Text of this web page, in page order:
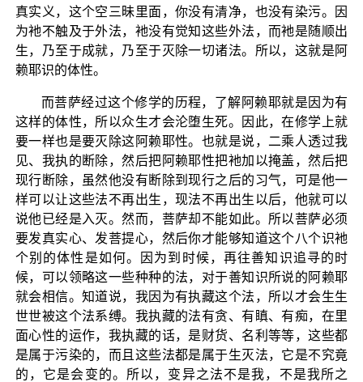
真实义，这个空三昧里面，你没有清净，也没有染污。因
为衪不触及于外法，衪没有觉知这些外法，而衪是随顺出
生，乃至于成就，乃至于灭除一切诸法。所以，这就是阿
赖耶识的体性。
而菩萨经过这个修学的历程，了解阿赖耶就是因为有
这样的体性，所以众生才会沦堕生死。因此，在修学上就
要一样也是要灭除这阿赖耶性。也就是说，二乘人透过我
见、我执的断除，然后把阿赖耶性把衪加以掩盖，然后把
现行断除，虽然他没有断除到现行之后的习气，可是他一
样可以让这些法不再出生，现法不再出生以后，他就可以
说他已经是入灭。然而，菩萨却不能如此。所以菩萨必须
要发真实心、发菩提心，然后你才能够知道这个八个识衪
个别的体性是如何。因为到时候，再往善知识追寻的时
候，可以领略这一些种种的法，对于善知识所说的阿赖耶
就会相信。知道说，我因为有执藏这个法，所以才会生生
世世被这个法系缚。我执藏的法有贪、有瞋、有痴，在里
面心性的运作，我执藏的话，是财货、名利等等，这些都
是属于污染的，而且这些法都是属于生灭法，它是不究竟
的，它是会变的。所以，变异之法不是我，不是我所之